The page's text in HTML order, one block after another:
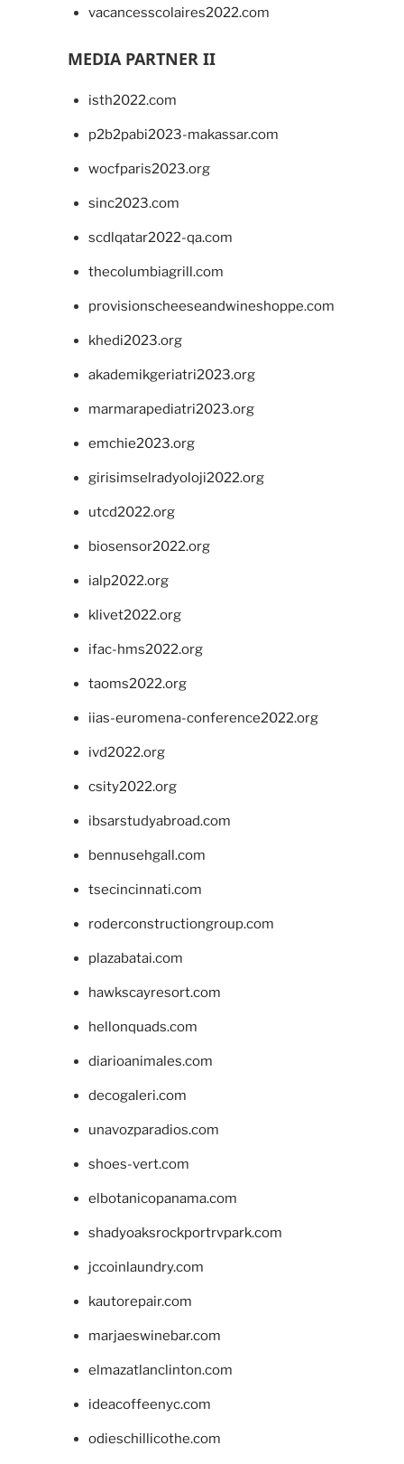
vacancesscolaires2022.com
MEDIA PARTNER II
isth2022.com
p2b2pabi2023-makassar.com
wocfparis2023.org
sinc2023.com
scdlqatar2022-qa.com
thecolumbiagrill.com
provisionscheeseandwineshoppe.com
khedi2023.org
akademikgeriatri2023.org
marmarapediatri2023.org
emchie2023.org
girisimselradyoloji2022.org
utcd2022.org
biosensor2022.org
ialp2022.org
klivet2022.org
ifac-hms2022.org
taoms2022.org
iias-euromena-conference2022.org
ivd2022.org
csity2022.org
ibsarstudyabroad.com
bennusehgall.com
tsecincinnati.com
roderconstructiongroup.com
plazabatai.com
hawkscayresort.com
hellonquads.com
diarioanimales.com
decogaleri.com
unavozparadios.com
shoes-vert.com
elbotanicopanama.com
shadyoaksrockportrvpark.com
jccoinlaundry.com
kautorepair.com
marjaeswinebar.com
elmazatlanclinton.com
ideacoffeenyc.com
odieschillicothe.com